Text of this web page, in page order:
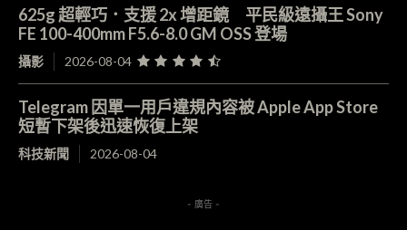
625g 超輕巧．支援 2x 增距鏡 平民級遠攝王 Sony
FE 100-400mm F5.6-8.0 GM OSS 登場
攝影 2026-08-04
Telegram 因單一用戶違規內容被 Apple App Store
短暫下架後迅速恢復上架
科技新聞 2026-08-04
- 廣告 -